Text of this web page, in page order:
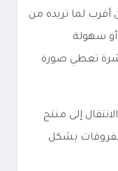
أقرب لما تريده من
أو سهولة
تعطي صورة
إلى منتج
بشكل